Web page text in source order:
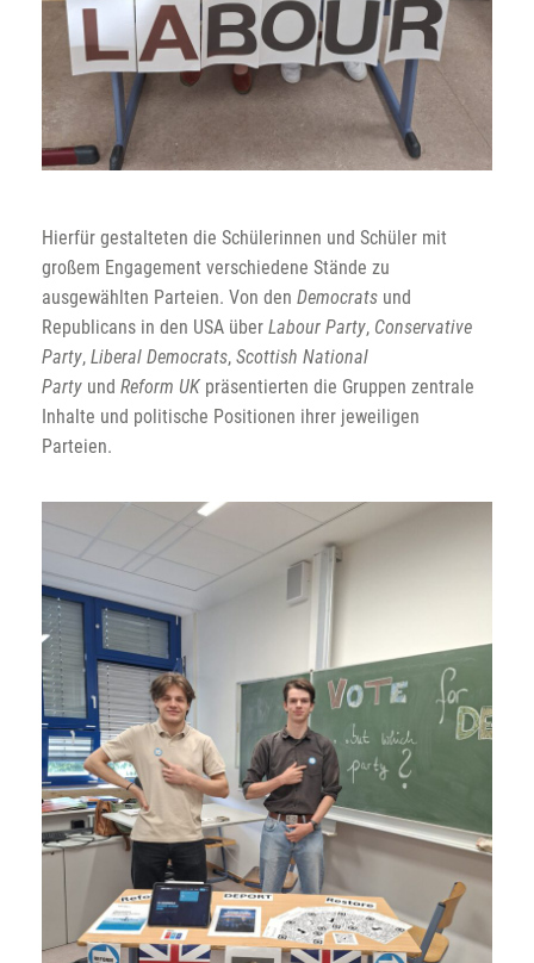
Hierfür gestalteten die Schülerinnen und Schüler mit
großem Engagement verschiedene Stände zu
ausgewählten Parteien. Von den Democrats und
Republicans in den USA über Labour Party, Conservative
Party, Liberal Democrats, Scottish National
Party und Reform UK präsentierten die Gruppen zentrale
Inhalte und politische Positionen ihrer jeweiligen
Parteien.